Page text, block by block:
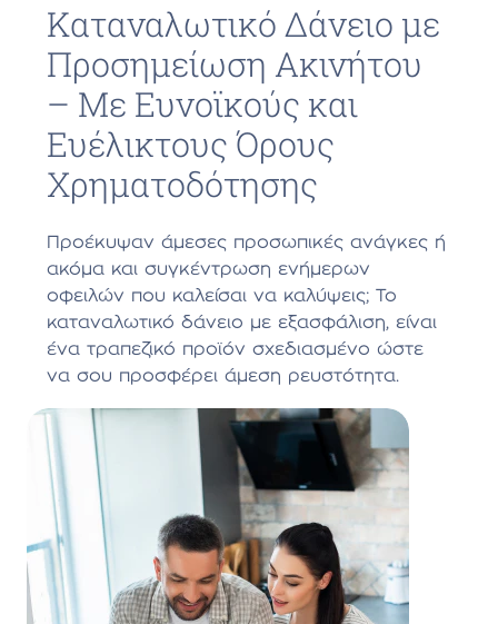
Καταναλωτικό Δάνειο με
Προσημείωση Ακινήτου
– Με Ευνοϊκούς και
Ευέλικτους Όρους
Χρηματοδότησης
Προέκυψαν άμεσες προσωπικές ανάγκες ή
ακόμα και συγκέντρωση ενήμερων
οφειλών που καλείσαι να καλύψεις; Το
καταναλωτικό δάνειο με εξασφάλιση, είναι
ένα τραπεζικό προϊόν σχεδιασμένο ώστε
να σου προσφέρει άμεση ρευστότητα.